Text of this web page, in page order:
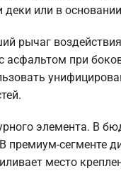
или в
рычаг
асфальтом при
элемента. В
премиум-сегменте
место